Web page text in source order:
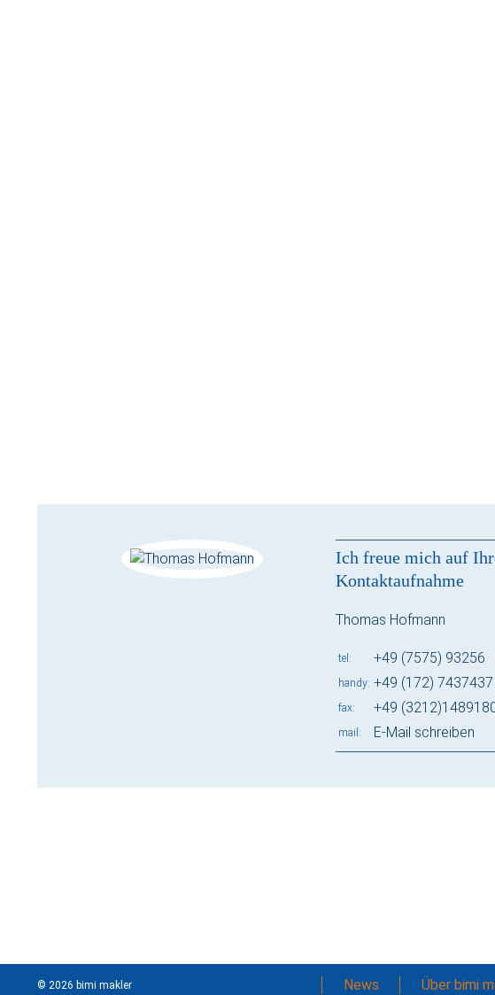
Ich freue mich auf
Kontaktaufnahme
Thomas Hofmann
tel +49 (7575) 93256
handy +49 (172) 7437437
fax +49
mail E-Mail schreiben
News Über bimi
© 2026 bimi makler